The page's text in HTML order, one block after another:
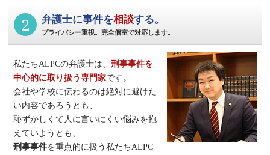
2 弁護士に事件を相談する。
プライバシー重視。完全個室で対応します。
私たちALPCの弁護士は、刑事事件を
中心的に取り扱う専門家です。
会社や学校に伝わるのは絶対に避けた
い内容であろうとも、
恥ずかしくて人に言いにくい悩みを抱
えていようとも、
刑事事件を重点的に扱う私たちALPC